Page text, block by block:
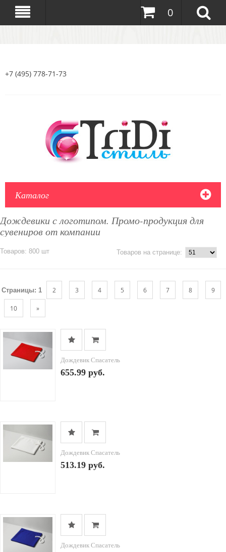
0
+7 (495) 778-71-73
Каталог
Дождевики с логотипом. Промо-продукция для
сувениров от компании
Товаров: 800 шт Товаров на странице:
Страницы: 1 2 3 4 5 6 7 8 9
10 »
Дождевик Спасатель
655.99 руб.
Дождевик Спасатель
513.19 руб.
Дождевик Спасатель